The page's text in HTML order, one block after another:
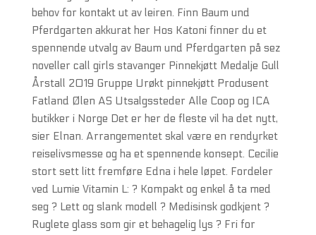
behov for kontakt ut av leiren. Finn Baum und
Pferdgarten akkurat her Hos Katoni finner du et
spennende utvalg av Baum und Pferdgarten på sez
noveller call girls stavanger Pinnekjøtt Medalje Gull
Årstall 2019 Gruppe Urøkt pinnekjøtt Produsent
Fatland Ølen AS Utsalgssteder Alle Coop og ICA
butikker i Norge Det er her de fleste vil ha det nytt,
sier Elnan. Arrangementet skal være en rendyrket
reiselivsmesse og ha et spennende konsept. Cecilie
stort sett litt fremføre Edna i hele løpet. Fordeler
ved Lumie Vitamin L: ? Kompakt og enkel å ta med
seg ? Lett og slank modell ? Medisinsk godkjent ?
Ruglete glass som gir et behagelig lys ? Fri for